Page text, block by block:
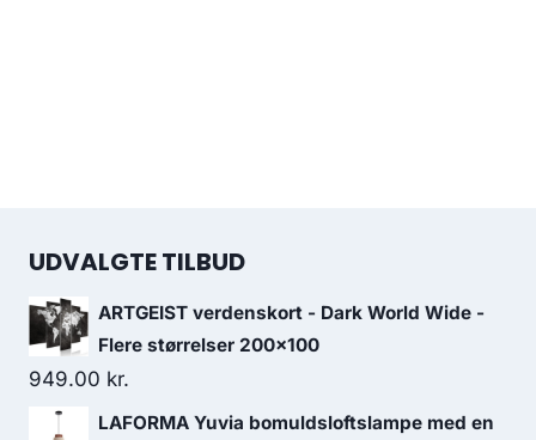
UDVALGTE TILBUD
ARTGEIST verdenskort - Dark World Wide -
Flere størrelser 200x100
949.00 kr.
LAFORMA Yuvia bomuldsloftslampe med en